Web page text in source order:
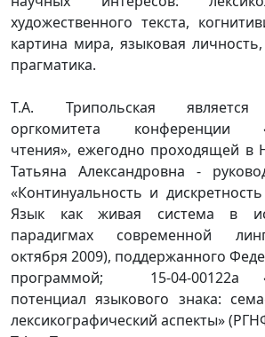
художественного текста,
картина мира, языковая личность,
прагматика.
Т.А. Трипольская является
оргкомитета конференции
чтения», ежегодно проходящей в
Татьяна Александровна -
«Континуальность и
Язык как живая система в
парадигмах современной
октября 2009), поддержанного
программой; 15-04-00122а
потенциал языкового знака:
лексикографический аспекты»